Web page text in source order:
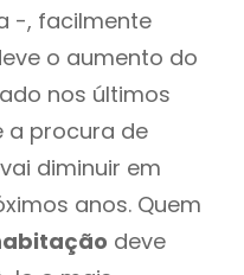
-, facilmente
o aumento do
nos últimos
a procura de
diminuir em
anos. Quem
deve